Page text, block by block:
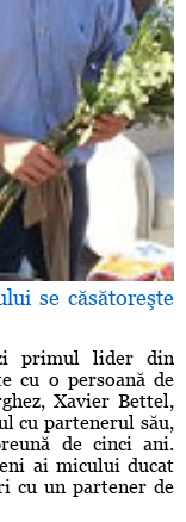
se căsătoreşte
primul lider din
cu o persoană de
Xavier Bettel,
cu partenerul său,
de cinci ani.
ai micului ducat
cu un partener de